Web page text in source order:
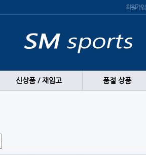
회원가입
신상품 / 재입고 품절 상품